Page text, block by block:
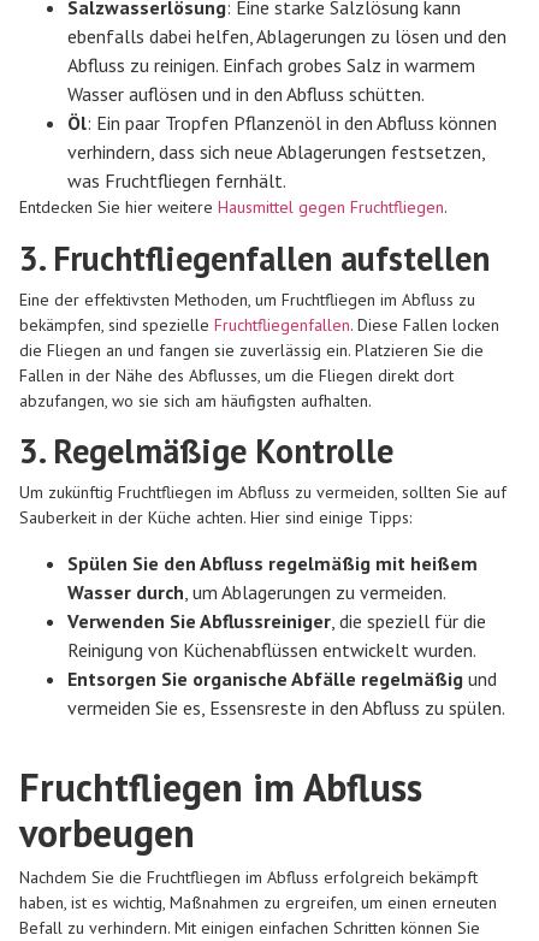
Salzwasserlösung: Eine starke Salzlösung kann
ebenfalls dabei helfen, Ablagerungen zu lösen und den
Abfluss zu reinigen. Einfach grobes Salz in warmem
Wasser auflösen und in den Abfluss schütten.
Öl: Ein paar Tropfen Pflanzenöl in den Abfluss können
verhindern, dass sich neue Ablagerungen festsetzen,
was Fruchtfliegen fernhält.
Entdecken Sie hier weitere Hausmittel gegen Fruchtfliegen.
3. Fruchtfliegenfallen aufstellen
Eine der effektivsten Methoden, um Fruchtfliegen im Abfluss zu
bekämpfen, sind spezielle Fruchtfliegenfallen. Diese Fallen locken
die Fliegen an und fangen sie zuverlässig ein. Platzieren Sie die
Fallen in der Nähe des Abflusses, um die Fliegen direkt dort
abzufangen, wo sie sich am häufigsten aufhalten.
3. Regelmäßige Kontrolle
Um zukünftig Fruchtfliegen im Abfluss zu vermeiden, sollten Sie auf
Sauberkeit in der Küche achten. Hier sind einige Tipps:
Spülen Sie den Abfluss regelmäßig mit heißem
Wasser durch , um Ablagerungen zu vermeiden.
Verwenden Sie Abflussreiniger , die speziell für die
Reinigung von Küchenabflüssen entwickelt wurden.
Entsorgen Sie organische Abfälle regelmäßig und
vermeiden Sie es, Essensreste in den Abfluss zu spülen.
Fruchtfliegen im Abfluss
vorbeugen
Nachdem Sie die Fruchtfliegen im Abfluss erfolgreich bekämpft
haben, ist es wichtig, Maßnahmen zu ergreifen, um einen erneuten
Befall zu verhindern. Mit einigen einfachen Schritten können Sie